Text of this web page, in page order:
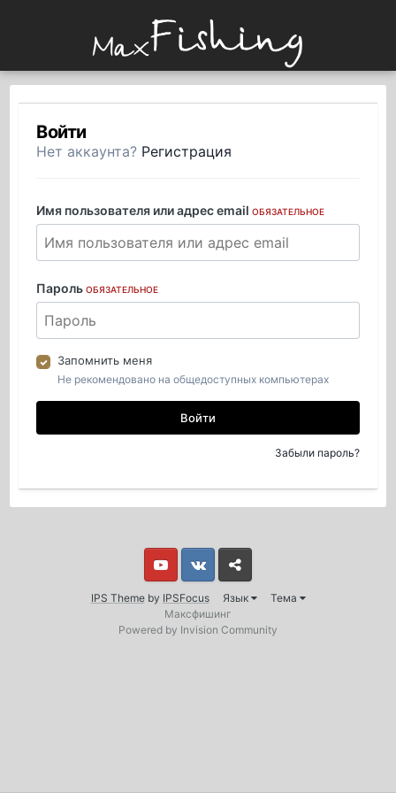
Войти
Нет аккаунта? Регистрация
Имя пользователя или адрес email ОБЯЗАТЕЛЬНОЕ
Пароль ОБЯЗАТЕЛЬНОЕ
Запомнить меня
Не рекомендовано на общедоступных компьютерах
Войти
Забыли пароль?
IPS Themeby IPSFocus Язык Тема
Youtube VkontakteYandex
Максфишинг
Powered by Invision Community